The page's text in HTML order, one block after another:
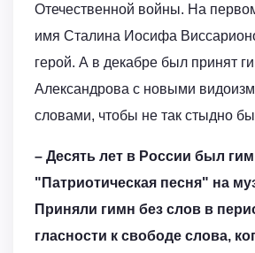
Отечественной войны. На
имя Сталина Иосифа
герой. А в декабре был принят
Александрова с новыми
словами, чтобы не так стыдно
– Десять лет в России был
"Патриотическая песня" на
Приняли гимн без слов в
гласности к свободе слова,